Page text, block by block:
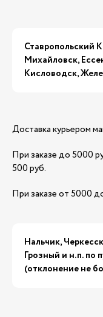
Ставропольский
Михайловск,
Кисловодск,
Доставка курьером
При заказе до 5000
500 руб.
При заказе от 5000
Нальчик,
Грозный и н.п. по
(отклонение не